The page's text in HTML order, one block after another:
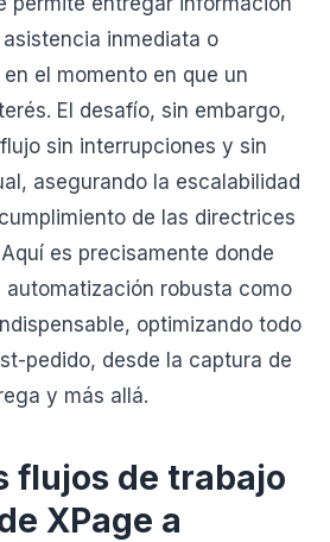
inmediata o
el momento en que un
El desafío, sin embargo,
sin interrupciones y sin
asegurando la escalabilidad
de las directrices
es precisamente donde
automatización robusta como
optimizando todo
pedido, desde la captura de
y más allá.
flujos de trabajo
XPage a